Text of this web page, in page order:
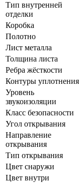
Тип внутренней
отделки
Коробка
Полотно
Лист металла
Толщина листа
Ребра жёсткости
Контуры уплотнения
Уровень
звукоизоляции
Класс безопасности
Угол открывания
Направление
открывания
Тип открывания
Цвет снаружи
Цвет внутри